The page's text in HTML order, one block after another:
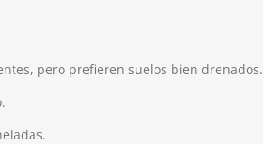
pero prefieren suelos bien drenados.